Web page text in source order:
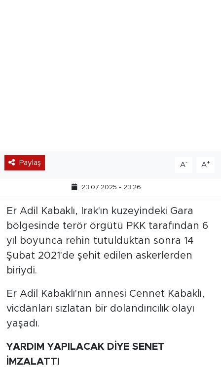
Paylaş A- A+
23.07.2025 - 23:26
Er Adil Kabaklı, Irak'ın kuzeyindeki Gara
bölgesinde terör örgütü PKK tarafından 6
yıl boyunca rehin tutulduktan sonra 14
Şubat 2021'de şehit edilen askerlerden
biriydi.
Er Adil Kabaklı'nın annesi Cennet Kabaklı,
vicdanları sızlatan bir dolandırıcılık olayı
yaşadı.
YARDIM YAPILACAK DİYE SENET
İMZALATTI